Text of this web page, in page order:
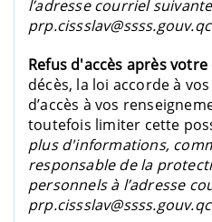
l’adresse courriel
Refus d'accès après votre
décès, la loi accorde à
d’accès à vos
toutefois limiter cette
plus d'informations,
responsable de la
personnels à l’adresse